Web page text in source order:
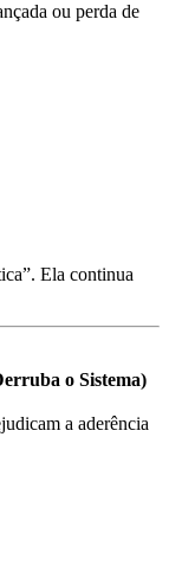
ou perda de
Ela continua
o Sistema)
a aderência